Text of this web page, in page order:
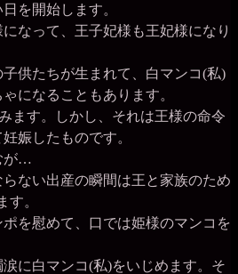
を開始します。
なって、王子妃様も王妃様になり
供たちが生まれて、白マンコ(私)
になることもあります。
ます。しかし、それは王様の命令
娠したものです。
が…
ない出産の瞬間は王と家族のため
す。
を慰めて、口では姫様のマンコを
に白マンコ(私)をいじめます。そ